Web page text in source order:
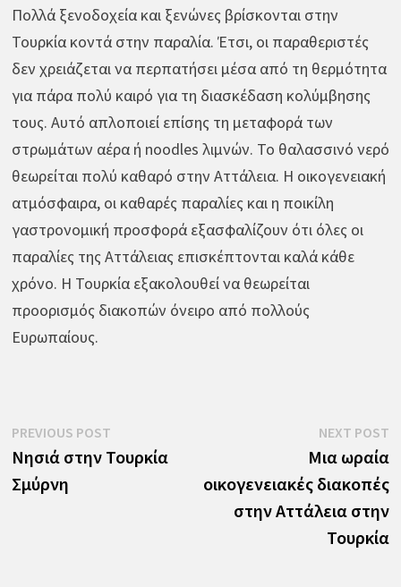
Πολλά ξενοδοχεία και ξενώνες βρίσκονται στην
Τουρκία κοντά στην παραλία. Έτσι, οι παραθεριστές
δεν χρειάζεται να περπατήσει μέσα από τη θερμότητα
για πάρα πολύ καιρό για τη διασκέδαση κολύμβησης
τους. Αυτό απλοποιεί επίσης τη μεταφορά των
στρωμάτων αέρα ή noodles λιμνών. Το θαλασσινό νερό
θεωρείται πολύ καθαρό στην Αττάλεια. Η οικογενειακή
ατμόσφαιρα, οι καθαρές παραλίες και η ποικίλη
γαστρονομική προσφορά εξασφαλίζουν ότι όλες οι
παραλίες της Αττάλειας επισκέπτονται καλά κάθε
χρόνο. Η Τουρκία εξακολουθεί να θεωρείται
προορισμός διακοπών όνειρο από πολλούς
Ευρωπαίους.
Πλοήγηση
άρθρων
PREVIOUS POSTPrevious
post:
Νησιά στην Τουρκία
Σμύρνη
NEXT POST
Μια ωραία
οικογενειακές διακοπές
στην Αττάλεια στην
Τουρκία